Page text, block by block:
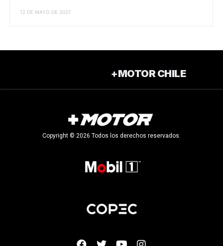
12 DE MAYO DE 2021
+MOTOR CHILE
Copyright © 2026 Todos los derechos reservados.